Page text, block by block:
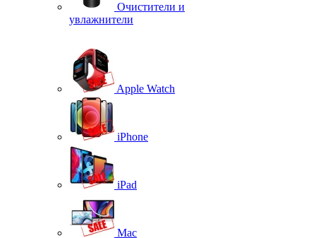
Очистители и
увлажнители
Apple Watch
iPhone
iPad
Mac